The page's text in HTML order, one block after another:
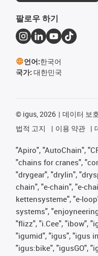
팔로우 하기
언어:한국어
국가: 대한민국
© igus, 2026 데이터 보
법적 고지
이용 약관
"Apiro", "AutoChain",
"chains for cranes",
"drygear", "drylin",
chain", "e-chain", "e-
kettensysteme", "e-
systems",
"flizz", "i.Cee", "ibow",
"igumid", "igus", "igus
"igus:bike", "igusGO",